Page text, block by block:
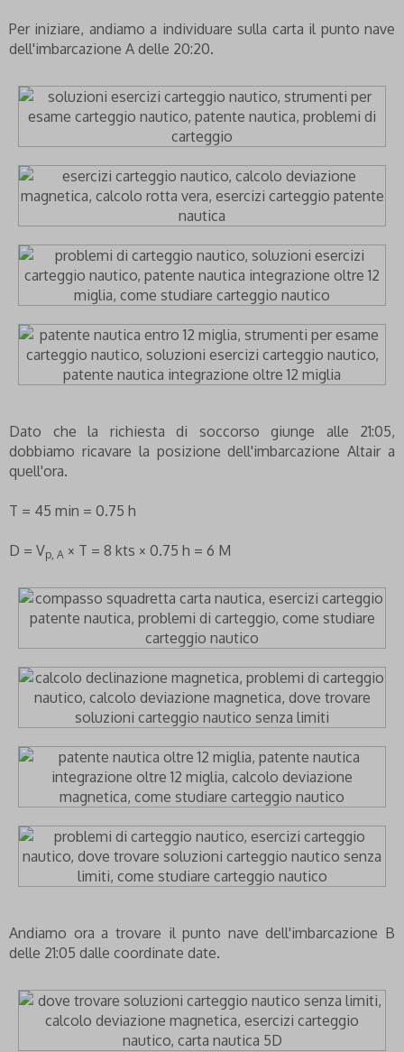
Per iniziare, andiamo a individuare sulla carta il punto nave
dell'imbarcazione A delle 20:20.
Dato che la richiesta di soccorso giunge alle 21:05,
dobbiamo ricavare la posizione dell'imbarcazione Altair a
quell'ora.
T = 45 min = 0.75 h
D = Vp, A × T = 8 kts × 0.75 h = 6 M
Andiamo ora a trovare il punto nave dell'imbarcazione B
delle 21:05 dalle coordinate date.